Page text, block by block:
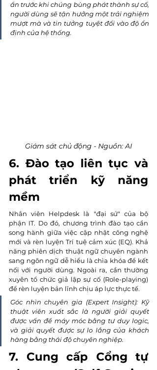
ẩn trước khi chúng bùng phát thành sự cố,
người dùng sẽ tận hưởng một trải nghiệm
mượt mà và tin tưởng tuyệt đối vào độ ổn
định của hệ thống.
Giám sát chủ động - Nguồn: AI
6. Đào tạo liên tục và
phát triển kỹ năng
mềm
Nhân viên Helpdesk là "đại sứ" của bộ
phận IT. Do đó, chương trình đào tạo cần
song hành giữa việc cập nhật công nghệ
mới và rèn luyện Trí tuệ cảm xúc (EQ). Khả
năng phiên dịch thuật ngữ chuyên ngành
sang ngôn ngữ dễ hiểu là chìa khóa để kết
nối với người dùng. Ngoài ra, cần thường
xuyên tổ chức giả lập sự cố (Role-playing)
để rèn luyện bản lĩnh chịu áp lực thực tế.
Góc nhìn chuyên gia (Expert Insight): Kỹ
thuật viên xuất sắc là người giải quyết
được vấn đề máy móc bằng tư duy logic,
và giải quyết được sự lo lắng của khách
hàng bằng thái độ chuyên nghiệp.
7. Cung cấp Cổng tự